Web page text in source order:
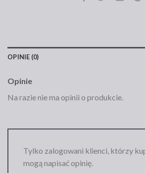
OPINIE (0)
Opinie
Na razie nie ma opinii o produkcie.
Tylko zalogowani klienci, którzy
mogą napisać opinię.